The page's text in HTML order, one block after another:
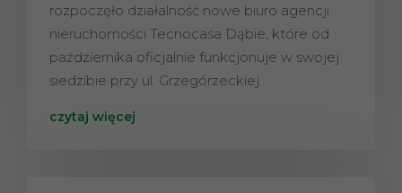
rozpoczęło działalność nowe biuro agencji
nieruchomości Tecnocasa Dąbie, które od
października oficjalnie funkcjonuje w swojej
siedzibie przy ul. Grzegórzeckiej…
czytaj więcej